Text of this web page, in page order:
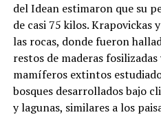
del Idean estimaron que su
de casi 75 kilos. Krapovickas
las rocas, donde fueron
restos de maderas
mamíferos extintos
bosques desarrollados bajo
y lagunas, similares a los